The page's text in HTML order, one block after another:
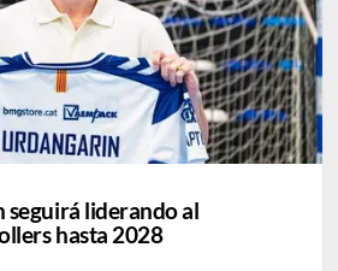
seguirá liderando al
hasta 2028